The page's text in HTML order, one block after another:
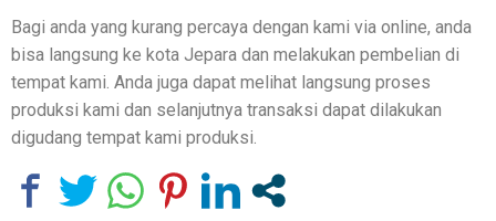
Bagi anda yang kurang percaya dengan kami via online, anda
bisa langsung ke kota Jepara dan melakukan pembelian di
tempat kami. Anda juga dapat melihat langsung proses
produksi kami dan selanjutnya transaksi dapat dilakukan
digudang tempat kami produksi.